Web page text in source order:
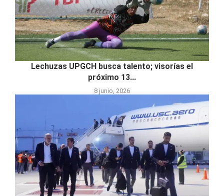
Lechuzas UPGCH busca talento; visorías el
próximo 13...
8 junio, 2026